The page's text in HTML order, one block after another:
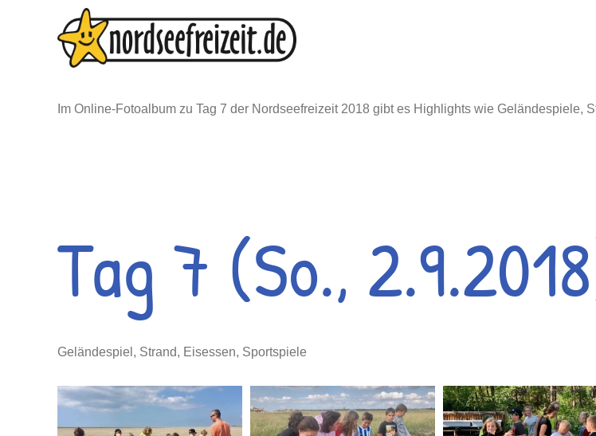
Im Online-Fotoalbum zu Tag 7 der Nordseefreizeit 2018 gibt es Highlights wie
Tag 7 (So.,
Geländespiel, Strand, Eisessen, Sportspiele